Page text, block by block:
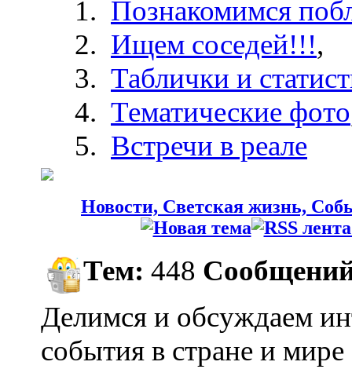
Познакомимся
Ищем соседей!!!,
Таблички и
Тематические фото
Встречи в реале
Новости, Светская жизнь,
Тем: 448
Делимся и обсуждаем
события в стране и мире